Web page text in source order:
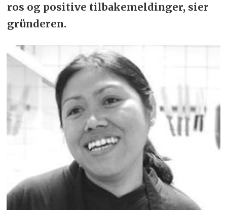
ros og positive tilbakemeldinger, sier
gründeren.